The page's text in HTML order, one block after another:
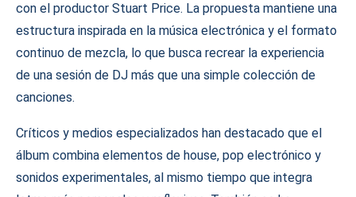
con el productor Stuart Price. La propuesta mantiene una
estructura inspirada en la música electrónica y el formato
continuo de mezcla, lo que busca recrear la experiencia
de una sesión de DJ más que una simple colección de
canciones.
Críticos y medios especializados han destacado que el
álbum combina elementos de house, pop electrónico y
sonidos experimentales, al mismo tiempo que integra